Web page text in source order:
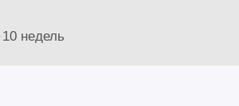
10 недель